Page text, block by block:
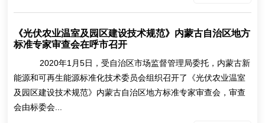
《光伏农业温室及园区建设技术规范》内蒙古自治区地方
标准专家审查会在呼市召开
2020年1月5日，受自治区市场监督管理局委托，内蒙古新
能源和可再生能源标准化技术委员会组织召开了《光伏农业温室
及园区建设技术规范》内蒙古自治区地方标准专家审查会，审查
会由标委会...